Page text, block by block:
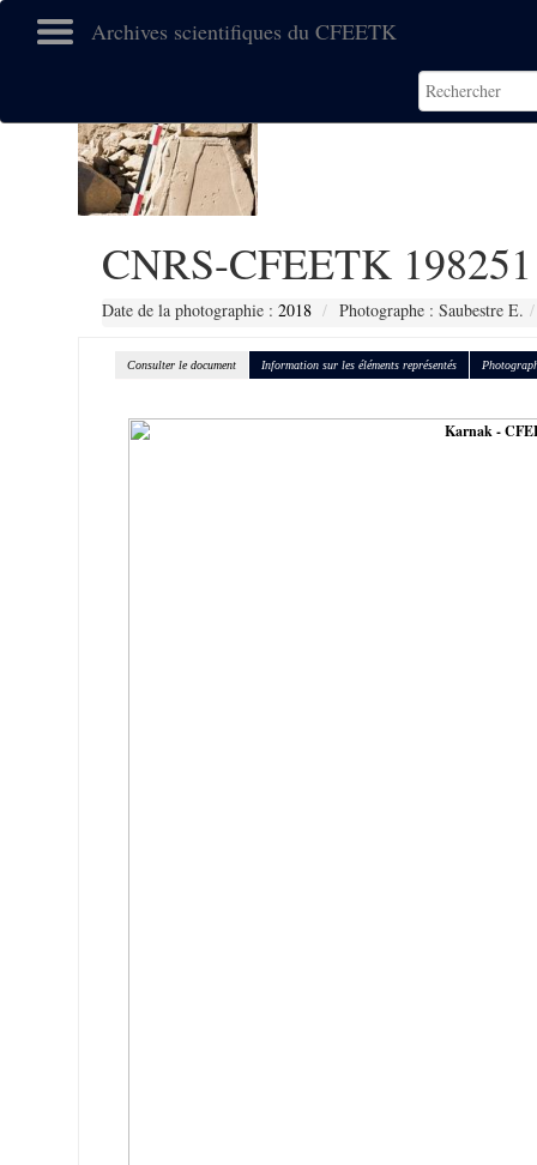
Archives scientifiques du CFEETK
CNRS-CFEETK 198251
Date de la photographie : 2018 Photographe : Saubestre E.
Consulter le document Information sur les éléments représentés